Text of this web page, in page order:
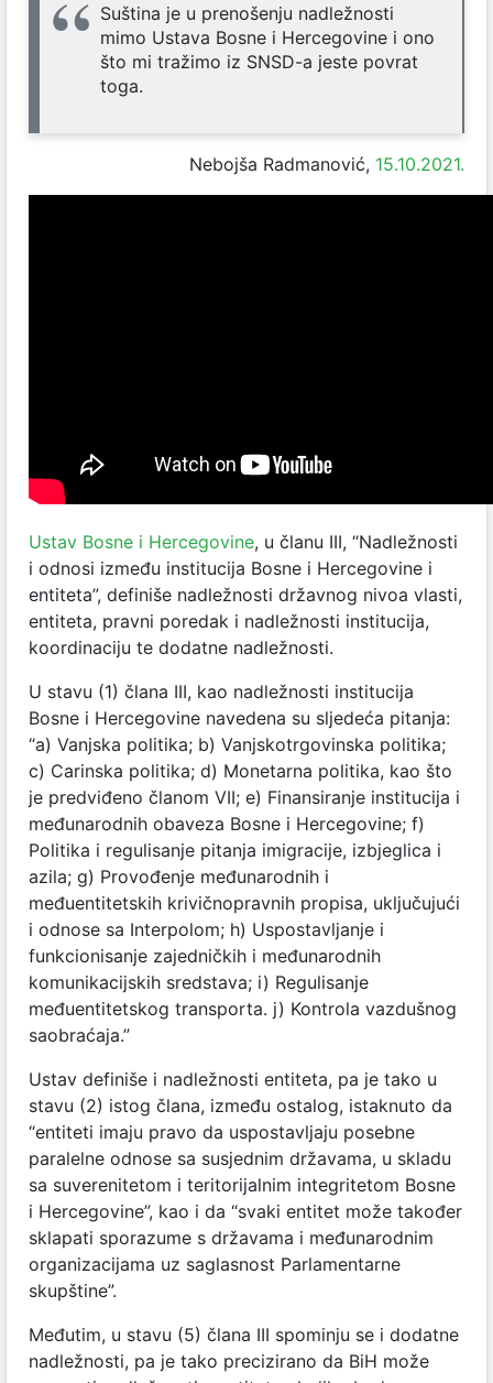
Suština je u prenošenju nadležnosti
mimo Ustava Bosne i Hercegovine i ono
što mi tražimo iz SNSD-a jeste povrat
toga.
Nebojša Radmanović, 15.10.2021.
Ustav Bosne i Hercegovine, u članu III, “Nadležnosti
i odnosi između institucija Bosne i Hercegovine i
entiteta”, definiše nadležnosti državnog nivoa vlasti,
entiteta, pravni poredak i nadležnosti institucija,
koordinaciju te dodatne nadležnosti.
U stavu (1) člana III, kao nadležnosti institucija
Bosne i Hercegovine navedena su sljedeća pitanja:
“a) Vanjska politika; b) Vanjskotrgovinska politika;
c) Carinska politika; d) Monetarna politika, kao što
je predviđeno članom VII; e) Finansiranje institucija i
međunarodnih obaveza Bosne i Hercegovine; f)
Politika i regulisanje pitanja imigracije, izbjeglica i
azila; g) Provođenje međunarodnih i
međuentitetskih krivičnopravnih propisa, uključujući
i odnose sa Interpolom; h) Uspostavljanje i
funkcionisanje zajedničkih i međunarodnih
komunikacijskih sredstava; i) Regulisanje
međuentitetskog transporta. j) Kontrola vazdušnog
saobraćaja.”
Ustav definiše i nadležnosti entiteta, pa je tako u
stavu (2) istog člana, između ostalog, istaknuto da
“entiteti imaju pravo da uspostavljaju posebne
paralelne odnose sa susjednim državama, u skladu
sa suverenitetom i teritorijalnim integritetom Bosne
i Hercegovine”, kao i da “svaki entitet može također
sklapati sporazume s državama i međunarodnim
organizacijama uz saglasnost Parlamentarne
skupštine”.
Međutim, u stavu (5) člana III spominju se i dodatne
nadležnosti, pa je tako precizirano da BiH može